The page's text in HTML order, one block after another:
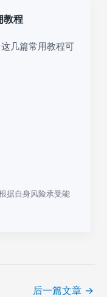
教程
几篇常用教程可
据自身风险承受能
后一篇文章 →